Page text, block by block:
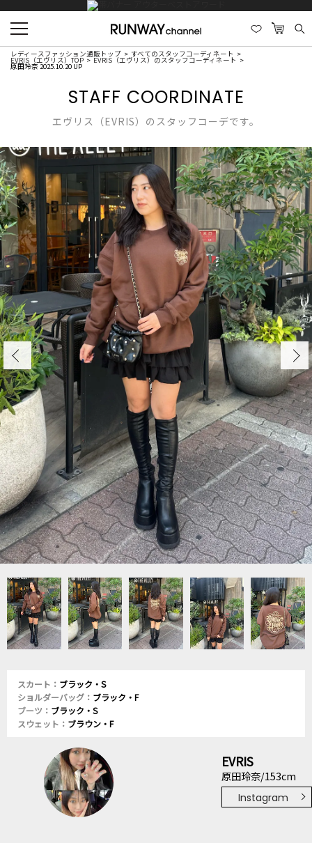
レディースファッション通販トップ すべてのスタッフコーディネート
EVRIS（エヴリス）TOP EVRIS（エヴリス）のスタッフコーディネート
原田玲奈 2025.10.20 UP
STAFF COORDINATE
エヴリス（EVRIS）のスタッフコーデです。
スカート： ブラック・S
ショルダーバッグ： ブラック・F
ブーツ： ブラック・S
スウェット： ブラウン・F
EVRIS
原田玲奈/153cm
Instagram